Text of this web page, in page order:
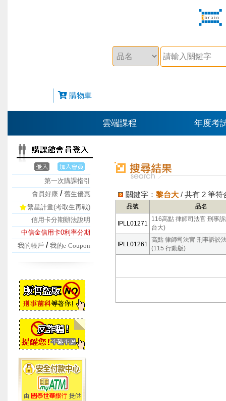
購物車
雲端課程 年度考
第一次購課指引
會員好康 / 舊生優惠
繁星計畫(考取生再戰)
信用卡分期辦法說明
中信金信用卡0利率分期
我的帳戶 / 我的e-Coupon
關鍵字： 黎台大/ 共有 2 筆符
品號 品名
IPLL01271
116高點 律師司法官 刑事
台大)
IPLL01261
高點 律師司法官 刑事訴訟
(115 行動版)